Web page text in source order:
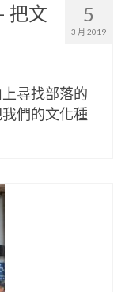
5
3 月 2019
把文
尋找部落的
們的文化種